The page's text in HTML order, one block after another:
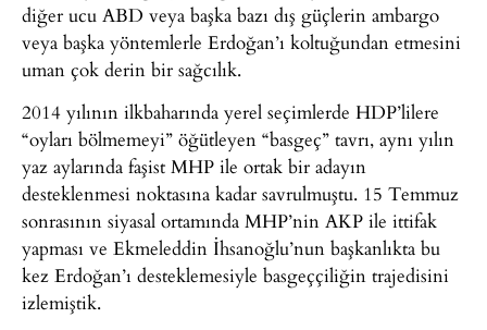
diğer ucu ABD veya başka bazı dış güçlerin ambargo
veya başka yöntemlerle Erdoğan’ı koltuğundan etmesini
uman çok derin bir sağcılık.
2014 yılının ilkbaharında yerel seçimlerde HDP’lilere
“oyları bölmemeyi” öğütleyen “basgeç” tavrı, aynı yılın
yaz aylarında faşist MHP ile ortak bir adayın
desteklenmesi noktasına kadar savrulmuştu. 15 Temmuz
sonrasının siyasal ortamında MHP’nin AKP ile ittifak
yapması ve Ekmeleddin İhsanoğlu’nun başkanlıkta bu
kez Erdoğan’ı desteklemesiyle basgeççiliğin trajedisini
izlemiştik.